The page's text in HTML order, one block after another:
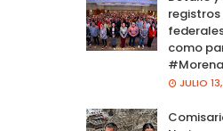
como
JULIO